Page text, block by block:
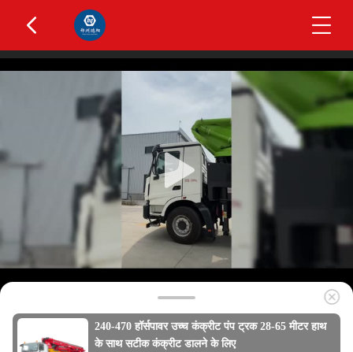
240-470 हॉर्सपावर उच्च कंक्रीट पंप ट्रक 28-65 मीटर हाथ
के साथ सटीक कंक्रीट डालने के लिए